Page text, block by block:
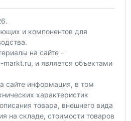
и компонентов для
на сайте –
markt.ru, и является объектами
сайте информация, в том
характеристик
товара, внешнего вида
на складе, стоимости товаров